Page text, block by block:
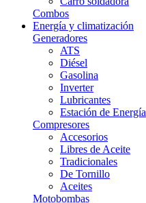
Combos
Energía y climatización
Generadores
ATS
Diésel
Gasolina
Inverter
Lubricantes
Estación de Energía
Compresores
Accesorios
Libres de Aceite
Tradicionales
De Tornillo
Aceites
Motobombas